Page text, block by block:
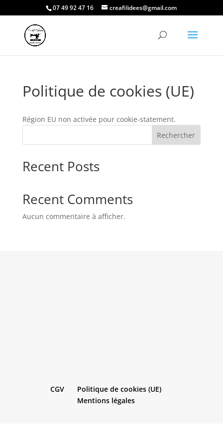
07 49 92 47 16 creafilidees@gmail.com
Politique de cookies (UE)
Région EU non activée pour cookie-statement.
Rechercher
Recent Posts
Recent Comments
Aucun commentaire à afficher.
CGV
Politique de cookies (UE)
Mentions légales